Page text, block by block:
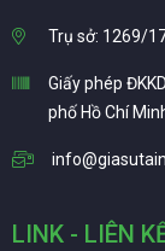
Trụ sở: 1269/
Giấy phép
phố Hồ Chí
LINK - LIÊN